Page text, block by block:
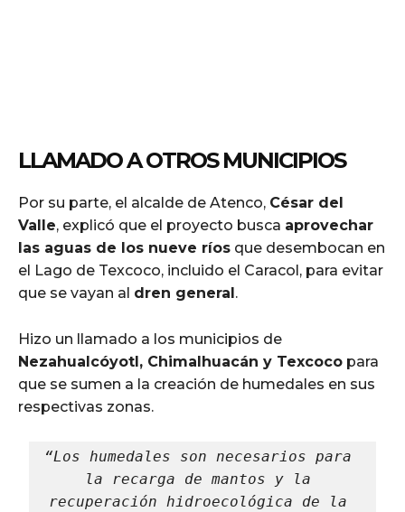
LLAMADO A OTROS MUNICIPIOS
Por su parte, el alcalde de Atenco, César del
Valle, explicó que el proyecto busca aprovechar
las aguas de los nueve ríos que desembocan en
el Lago de Texcoco, incluido el Caracol, para evitar
que se vayan al dren general.
Hizo un llamado a los municipios de
Nezahualcóyotl, Chimalhuacán y Texcoco para
que se sumen a la creación de humedales en sus
respectivas zonas.
“Los humedales son necesarios para
la recarga de mantos y la
recuperación hidroecológica de la